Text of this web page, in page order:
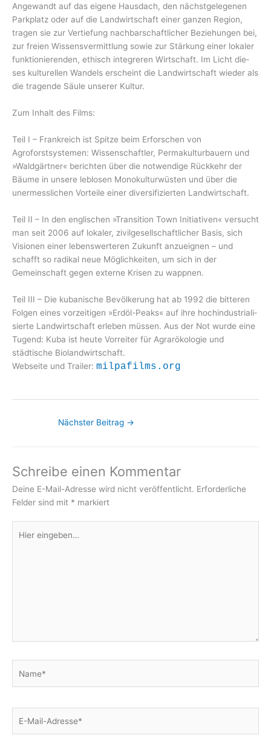
Angewandt auf das eigene Hausdach, den nächstgelegenen
Parkplatz oder auf die Land­wirtschaft einer ganzen Region,
tragen sie zur Vertiefung nachbarschaftlicher Be­ziehungen bei,
zur freien Wissensvermitt­lung sowie zur Stärkung einer lokaler
funk­tionierenden, ethisch integreren Wirt­schaft. Im Licht die­
ses kulturellen Wandels erscheint die Land­wirtschaft wieder als
die tragende Säule un­serer Kultur.
Zum Inhalt des Films:
Teil I – Frankreich ist Spitze beim Erfor­schen von
Agroforstsystemen: Wissenschaft­ler, Permakulturbauern und
»Waldgärtner« be­richten über die notwendige Rückkehr der
Bäume in unsere leblosen Monokulturwüsten und über die
unermesslichen Vorteile einer diversifizierten Landwirtschaft.
Teil II – In den englischen »Transition Town Initiativen« versucht
man seit 2006 auf lo­kaler, zivilgesellschaftlicher Basis, sich
Visionen einer lebenswerteren Zukunft anzu­eignen – und
schafft so radikal neue Mög­lichkeiten, um sich in der
Gemeinschaft ge­gen externe Krisen zu wappnen.
Teil III – Die kubanische Bevölkerung hat ab 1992 die bitteren
Folgen eines vorzeiti­gen »Erdöl-Peaks« auf ihre hochindustriali­
sierte Landwirtschaft erleben müssen. Aus der Not wurde eine
Tugend: Kuba ist heute Vorreiter für Agrarökologie und
städtische Bioland­wirtschaft.
Webseite und Trailer: milpafilms.org
Nächster Beitrag →
Schreibe einen Kommentar
Deine E-Mail-Adresse wird nicht veröffentlicht. Erforderliche
Felder sind mit * markiert
eingeben…
Mail-